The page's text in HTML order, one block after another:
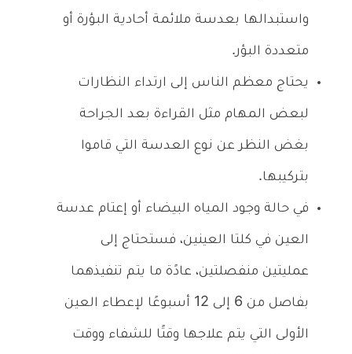
واستبدالها بعدسة ملائمة أحادية البؤرة أو
متعددة البؤر.
يحتاج معظم الناس إلى ارتداء النظارات
لبعض المهام مثل القراءة بعد الجراحة
بغض النظر عن نوع العدسة التي قاموا
بتركيبها.
في حالة وجود المياه البيضاء أو إعتام عدسة
العين في كلتا العينين، فستحتاج إلى
عمليتين منفصلتين، عادًة ما يتم تنفيذهما
بفاصل من 6 إلى 12 أسبوعًا لإعطاء العين
الأولى التي يتم علاجها وقتًا للشفاء ووقت